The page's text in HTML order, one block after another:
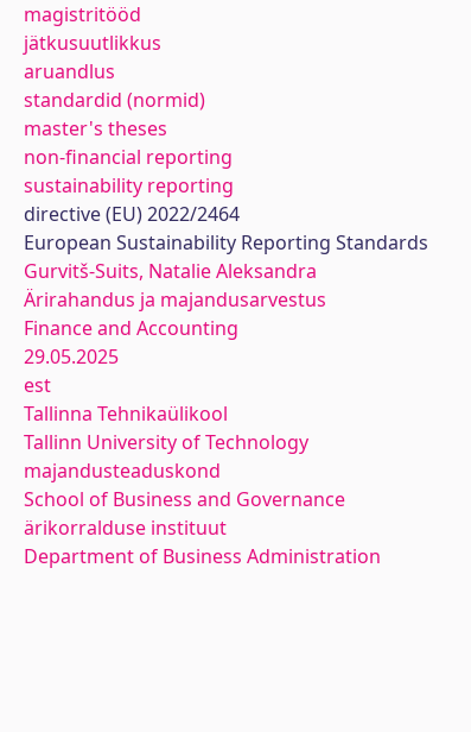
magistritööd
jätkusuutlikkus
aruandlus
standardid (normid)
master's theses
non-financial reporting
sustainability reporting
directive (EU) 2022/2464
European Sustainability Reporting Standards
Gurvitš-Suits, Natalie Aleksandra
Ärirahandus ja majandusarvestus
Finance and Accounting
29.05.2025
est
Tallinna Tehnikaülikool
Tallinn University of Technology
majandusteaduskond
School of Business and Governance
ärikorralduse instituut
Department of Business Administration